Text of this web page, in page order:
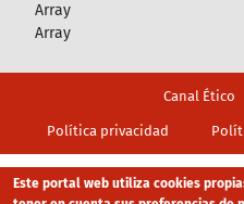
Array
Array
Canal Ético
Política privacidad
Este portal web utiliza cookies